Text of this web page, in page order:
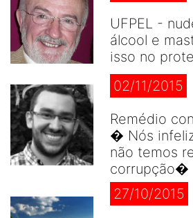
UFPEL -
álcool e
isso no
02/11/2015
Remédio
� Nós
não temos
corrupção�
27/10/2015